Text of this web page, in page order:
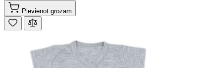
Pievienot grozam